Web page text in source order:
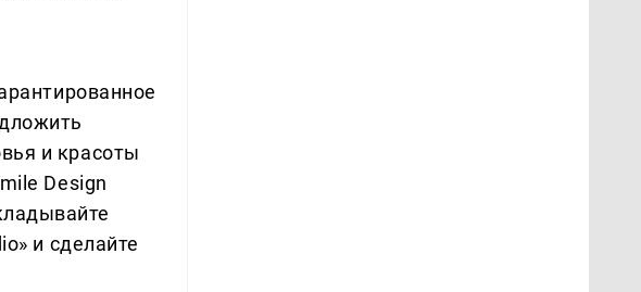
и красоты
Design
и сделайте